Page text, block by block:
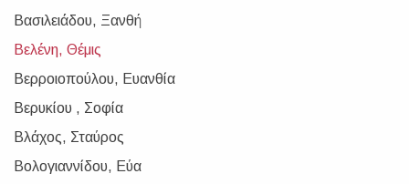
Βασιλειάδου, Ξανθή
Βελένη, Θέμις
Βερροιοπούλου, Ευανθία
Βερυκίου , Σοφία
Βλάχος, Σταύρος
Βολογιαννίδου, Εύα